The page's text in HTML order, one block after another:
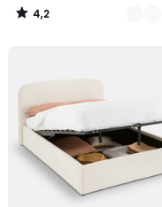
4,2
/